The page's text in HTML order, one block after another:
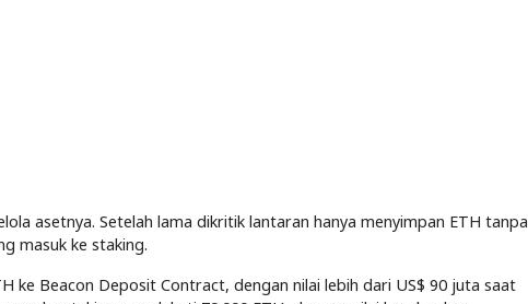
asetnya. Setelah lama dikritik lantaran hanya menyimpan ETH tanpa
masuk ke staking.
ke Beacon Deposit Contract, dengan nilai lebih dari US$ 90 juta saat